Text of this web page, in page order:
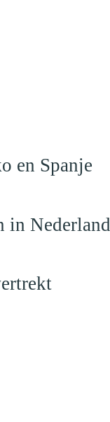
en Spanje
in Nederland